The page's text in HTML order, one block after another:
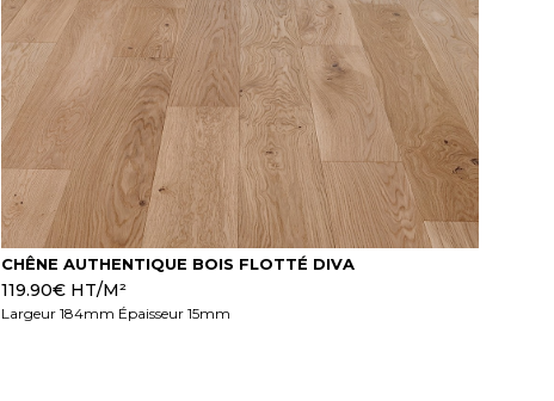
CHÊNE AUTHENTIQUE BOIS FLOTTÉ DIVA
119.90€ HT/M²
Largeur 184mm Épaisseur 15mm